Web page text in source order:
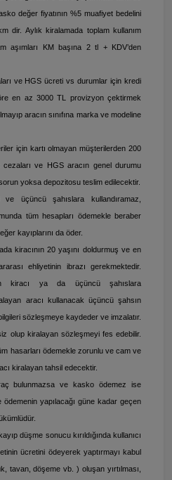
değer fiyatının %5 muafiyet bedelini
dir. Aylık kiralamada toplam kullanım
aşımları KM başına 2 tl + KDV’den
ve HGS ücreti vs durumlar için kredi
en az 3000 TL provizyon çektirmek
aracın sınıfına marka ve modeline
için kartı olmayan müşterilerden 200
cezaları ve HGS aracın genel durumu
yoksa depozitosu teslim edilecektir.
üçüncü şahıslara kullandıramaz,
tüm hesapları ödemekle beraber
kayıplarını da öder.
kiracının 20 yaşını doldurmuş ve en
ehliyetinin ibrazı gerekmektedir.
kiracı ya da üçüncü şahıslara
aracı kullanacak üçüncü şahsın
sözleşmeye kaydeder ve imzalatır.
olup kiralayan sözleşmeyi fes edebilir.
hasarları ödemekle zorunlu ve cam ve
kiralayan tahsil edecektir.
bulunmazsa ve kasko ödemez ise
ödemenin yapılacağı güne kadar geçen
düşme sonucu kırıldığında kullanıcı
ücretini ödeyerek yaptırmayı kabul
tavan, döşeme vb. ) oluşan yırtılması,